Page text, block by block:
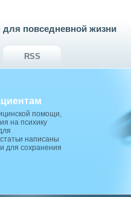
повседневной жизни
RSS
помощи,
на психику
написаны
для сохранения